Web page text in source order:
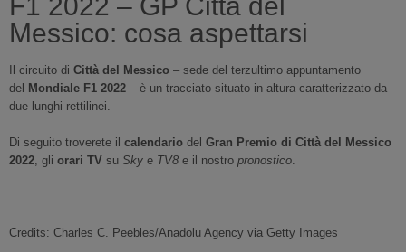
Messico: cosa aspettarsi
Il circuito di Città del Messico – sede del terzultimo appuntamento
del Mondiale F1 2022 – è un tracciato situato in altura caratterizzato da
due lunghi rettilinei.
Di seguito troverete il calendario del Gran Premio di Città del Messico
2022, gli orari TV su Sky e TV8 e il nostro pronostico.
Credits: Charles C. Peebles/Anadolu Agency via Getty Images